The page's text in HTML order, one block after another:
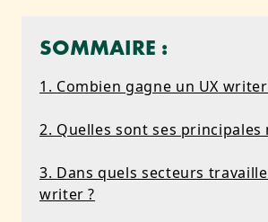
SOMMAIRE :
1. Combien gagne un UX writer
2. Quelles sont ses principales
3. Dans quels secteurs
writer ?